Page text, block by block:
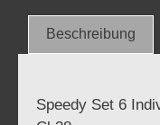
Beschreibung
Speedy Set 6